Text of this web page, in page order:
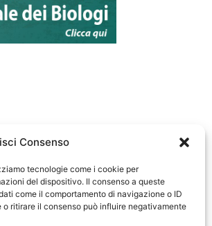
Consenso
tecnologie come i cookie per
del dispositivo. Il consenso a queste
come il comportamento di navigazione o ID
ritirare il consenso può influire negativamente